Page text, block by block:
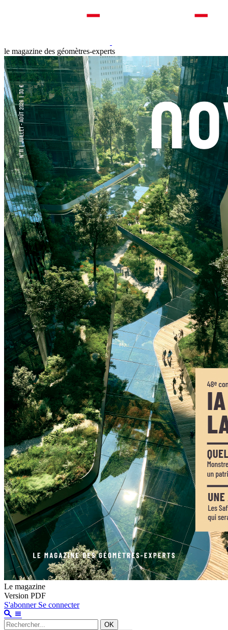
le magazine des géomètres-experts
Le magazine
Version PDF
S'abonner Se connecter
OK